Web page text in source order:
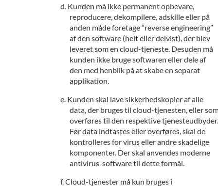
Kunden må ikke permanent opbevare,
reproducere, dekompilere, adskille eller på
anden måde foretage ”reverse engineering”
af den software (helt eller delvist), der blev
leveret som en cloud-tjeneste. Desuden må
kunden ikke bruge softwaren eller dele af
den med henblik på at skabe en separat
applikation.
Kunden skal lave sikkerhedskopier af alle
data, der bruges til cloud-tjenesten, eller
overføres til den respektive tjenesteudbyder.
Før data indtastes eller overføres, skal de
kontrolleres for virus eller andre skadelige
komponenter. Der skal anvendes moderne
antivirus-software til dette formål.
Cloud-tjenester må kun bruges i